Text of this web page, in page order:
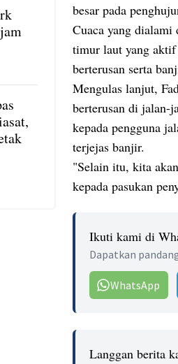
besar pada
Cuaca yang
timur laut yang
berterusan serta
Mengulas lanjut,
berterusan di jalan-
kepada pengguna
terjejas banjir.
"Selain itu, kita
kepada pasukan
Ikuti kami di
Dapatkan
WhatsApp
Langgan berita